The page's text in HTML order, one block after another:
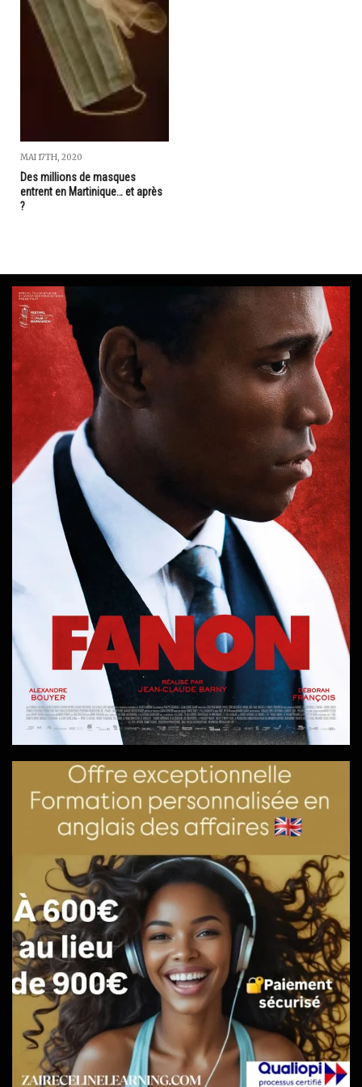
MAI 17TH, 2020
Des millions de masques
entrent en Martinique… et après
?